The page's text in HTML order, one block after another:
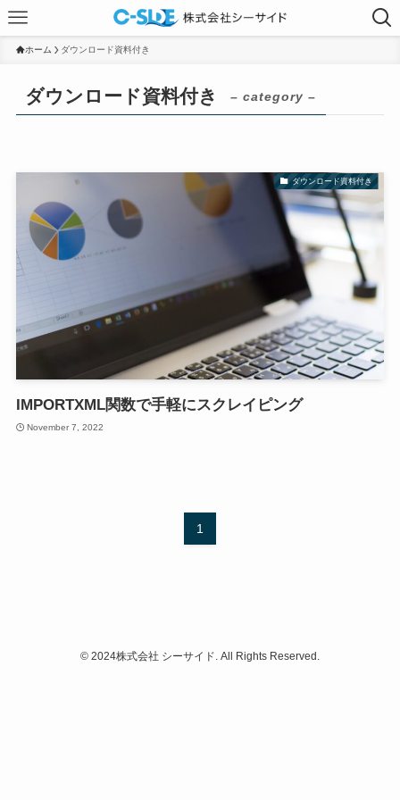
ホーム ダウンロード資料付き
ダウンロード資料付き – category –
ダウンロード資料付き
IMPORTXML関数で手軽にスクレイピング
November 7, 2022
1
© 2024株式会社 シーサイド. All Rights Reserved.